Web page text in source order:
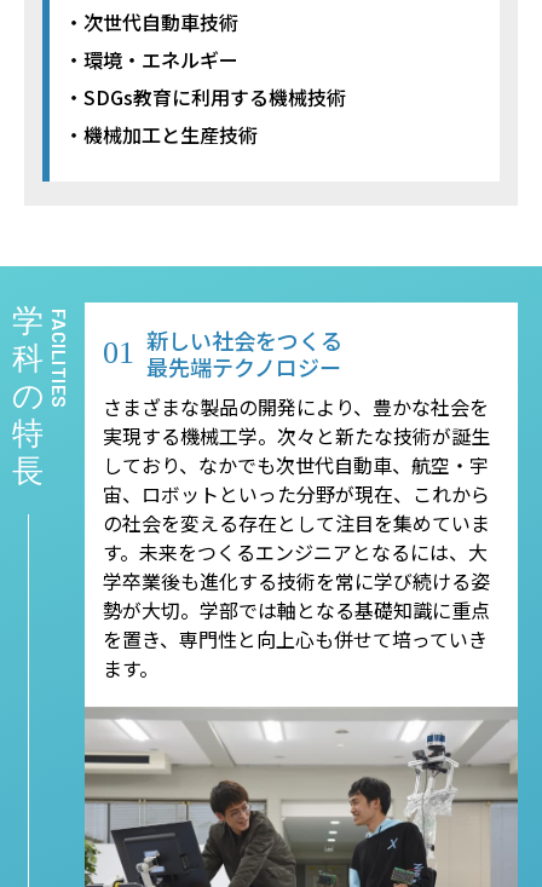
・次世代自動車技術
・環境・エネルギー
・SDGs教育に利用する機械技術
・機械加工と生産技術
FACILITIES
学
科
の
特
長
01 新しい社会をつくる
最先端テクノロジー
さまざまな製品の開発により、豊かな社会を
実現する機械工学。次々と新たな技術が誕生
しており、なかでも次世代自動車、航空・宇
宙、ロボットといった分野が現在、これから
の社会を変える存在として注目を集めていま
す。未来をつくるエンジニアとなるには、大
学卒業後も進化する技術を常に学び続ける姿
勢が大切。学部では軸となる基礎知識に重点
を置き、専門性と向上心も併せて培っていき
ます。